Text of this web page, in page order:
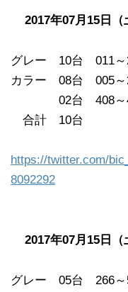
2017年07月15日
グレー 10台 011
カラー 08台 005
02台 408～
合計 10台
https://twitter.com/
8092292
2017年07月15日
グレー 05台 266